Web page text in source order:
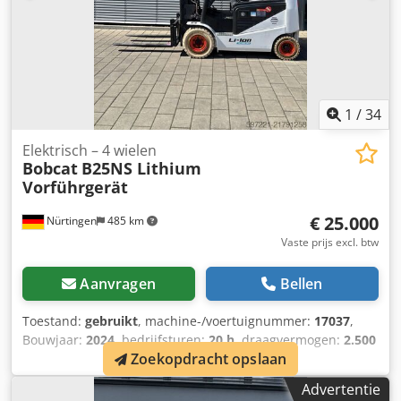
1 /34
Nürtingen 485 km
Elektrisch – 4 wielen
Bobcat B25NS Lithium
Vorführgerät
€ 25.000
Vaste prijs excl. btw
Aanvragen Bellen
Toestand: gebruikt, machine-/voertuignummer: 17037,
Bouwjaar: 2024, bedrijfsturen:20 h, draagvermogen: 2.500
4.710 mm, vrije hefhoogte:1.700 mm
ladingzwaartepunt:500 mm, brandstoftype:elektrisch,
, bouwhoogte:2.180 mm, Advertentie
Zoekopdracht opslaan